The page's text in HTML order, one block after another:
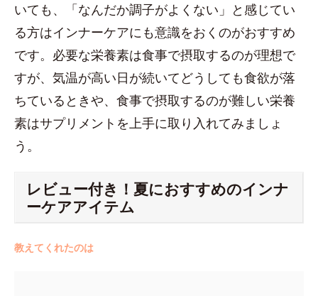
いても、「なんだか調子がよくない」と感じてい
る方はインナーケアにも意識をおくのがおすすめ
です。必要な栄養素は食事で摂取するのが理想で
すが、気温が高い日が続いてどうしても食欲が落
ちているときや、食事で摂取するのが難しい栄養
素はサプリメントを上手に取り入れてみましょ
う。
レビュー付き！夏におすすめのインナ
ーケアアイテム
教えてくれたのは